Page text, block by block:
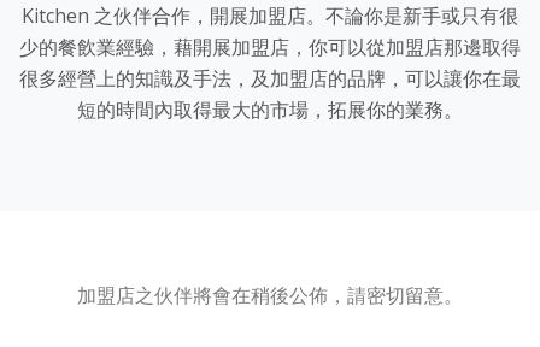
Kitchen 之伙伴合作，開展加盟店。不論你是新手或只有很
少的餐飲業經驗，藉開展加盟店，你可以從加盟店那邊取得
很多經營上的知識及手法，及加盟店的品牌，可以讓你在最
短的時間內取得最大的市場，拓展你的業務。
加盟店之伙伴將會在稍後公佈，請密切留意。